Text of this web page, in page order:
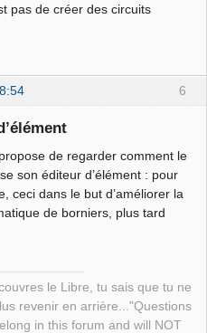
pas de créer des circuits
6
de regarder comment le
son éditeur d’élément : pour
ceci dans le but d’améliorer la
de borniers, plus tard
le Libre, tu sais que tu ne
revenir en arrière..."Questions
in this forum and will NOT